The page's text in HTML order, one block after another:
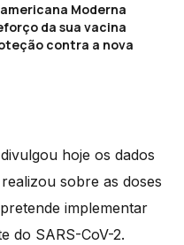
Moderna
da sua vacina
contra a nova
hoje os dados
sobre as doses
implementar
do SARS-CoV-2.